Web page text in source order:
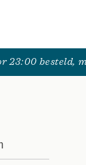
23:00 besteld,